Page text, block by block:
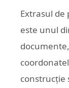
Extrasul
este unul
construcție